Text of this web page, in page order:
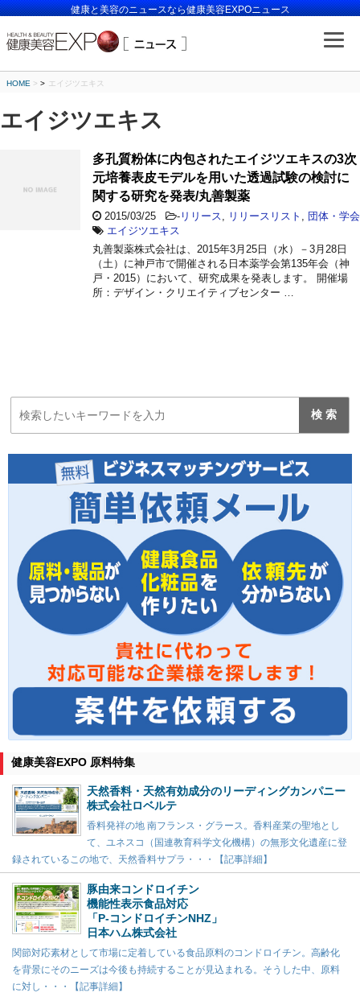
健康と美容のニュースなら健康美容EXPOニュース
HOME > エイジツエキス
エイジツエキス
多孔質粉体に内包されたエイジツエキスの3次
元培養表皮モデルを用いた透過試験の検討に
関する研究を発表/丸善製薬
2015/03/25 - リリース リリースリスト
団体・学会
エイジツエキス
丸善製薬株式会社は、2015年3月25日（水）－3月28日
（土）に神戸市で開催される日本薬学会第135年会（神
戸・2015）において、研究成果を発表します。 開催場
所：デザイン・クリエイティブセンター …
健康美容EXPO 原料特集
天然香料・天然有効成分のリーディングカンパニー
株式会社ロベルテ
香料発祥の地 南フランス・グラース。香料産業の聖地とし
て、ユネスコ（国連教育科学文化機構）の無形文化遺産に登
録されているこの地で、天然香料サプラ・・・【記事詳細】
豚由来コンドロイチン
機能性表示食品対応
「P-コンドロイチンNHZ」
日本ハム株式会社
関節対応素材として市場に定着している食品原料のコンドロイチン。高齢化
を背景にそのニーズは今後も持続することが見込まれる。そうした中、原料
に対し・・・【記事詳細】